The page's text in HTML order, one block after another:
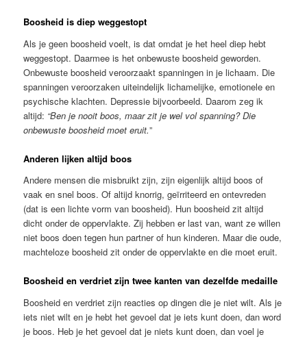
Boosheid is diep weggestopt
Als je geen boosheid voelt, is dat omdat je het heel diep hebt
weggestopt. Daarmee is het onbewuste boosheid geworden.
Onbewuste boosheid veroorzaakt spanningen in je lichaam. Die
spanningen veroorzaken uiteindelijk lichamelijke, emotionele en
psychische klachten. Depressie bijvoorbeeld. Daarom zeg ik
altijd: “Ben je nooit boos, maar zit je wel vol spanning? Die
onbewuste boosheid moet eruit.”
Anderen lijken altijd boos
Andere mensen die misbruikt zijn, zijn eigenlijk altijd boos of
vaak en snel boos. Of altijd knorrig, geïrriteerd en ontevreden
(dat is een lichte vorm van boosheid). Hun boosheid zit altijd
dicht onder de oppervlakte. Zij hebben er last van, want ze willen
niet boos doen tegen hun partner of hun kinderen. Maar die oude,
machteloze boosheid zit onder de oppervlakte en die moet eruit.
Boosheid en verdriet zijn twee kanten van dezelfde medaille
Boosheid en verdriet zijn reacties op dingen die je niet wilt. Als je
iets niet wilt en je hebt het gevoel dat je iets kunt doen, dan word
je boos. Heb je het gevoel dat je niets kunt doen, dan voel je